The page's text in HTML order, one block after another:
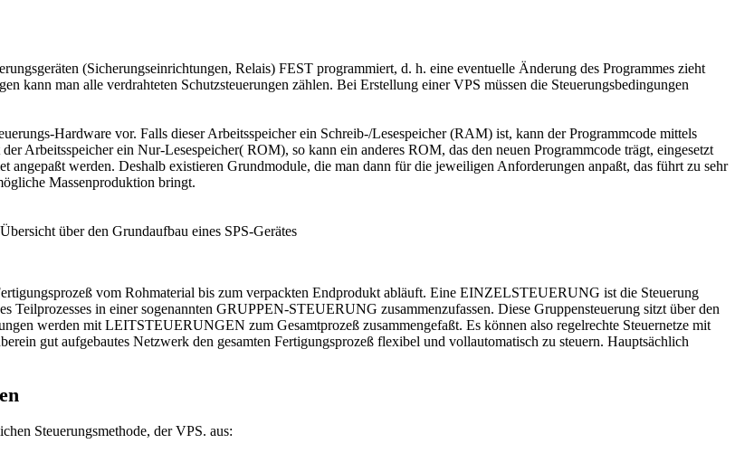
(Sicherungseinrichtungen, Relais) FEST programmiert, d. h. eine eventuelle Änderung des Programmes zieht
kann man alle verdrahteten Schutzsteuerungen zählen. Bei Erstellung einer VPS müssen die Steuerungsbedingungen
Hardware vor. Falls dieser Arbeitsspeicher ein Schreib-/Lesespeicher (RAM) ist, kann der Programmcode mittels
Arbeitsspeicher ein Nur-Lesespeicher( ROM), so kann ein anderes ROM, das den neuen Programmcode trägt, eingesetzt
angepaßt werden. Deshalb existieren Grundmodule, die man dann für die jeweiligen Anforderungen anpaßt, das führt zu sehr
Massenproduktion bringt.
über den Grundaufbau eines SPS-Gerätes
vom Rohmaterial bis zum verpackten Endprodukt abläuft. Eine EINZELSTEUERUNG ist die Steuerung
Teilprozesses in einer sogenannten GRUPPEN-STEUERUNG zusammenzufassen. Diese Gruppensteuerung sitzt über den
werden mit LEITSTEUERUNGEN zum Gesamtprozeß zusammengefaßt. Es können also regelrechte Steuernetze mit
gut aufgebautes Netzwerk den gesamten Fertigungsprozeß flexibel und vollautomatisch zu steuern. Hauptsächlich
Steuerungsmethode, der VPS. aus: